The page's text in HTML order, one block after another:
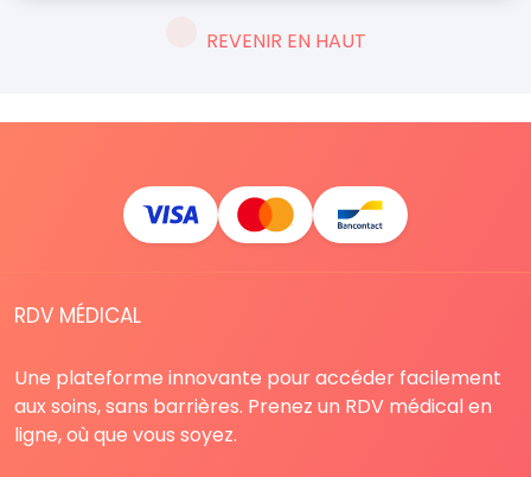
REVENIR EN HAUT
RDV MÉDICAL
Une plateforme innovante pour accéder facilement
aux soins, sans barrières. Prenez un RDV médical en
ligne, où que vous soyez.